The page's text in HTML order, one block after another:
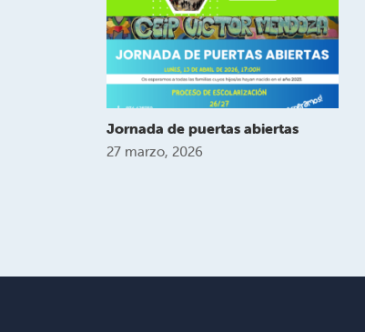
Jornada de puertas abiertas
27 marzo, 2026